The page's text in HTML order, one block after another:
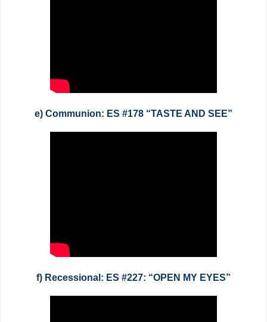
e) Communion: ES #178 “TASTE AND SEE”
f) Recessional: ES #227: “OPEN MY EYES”